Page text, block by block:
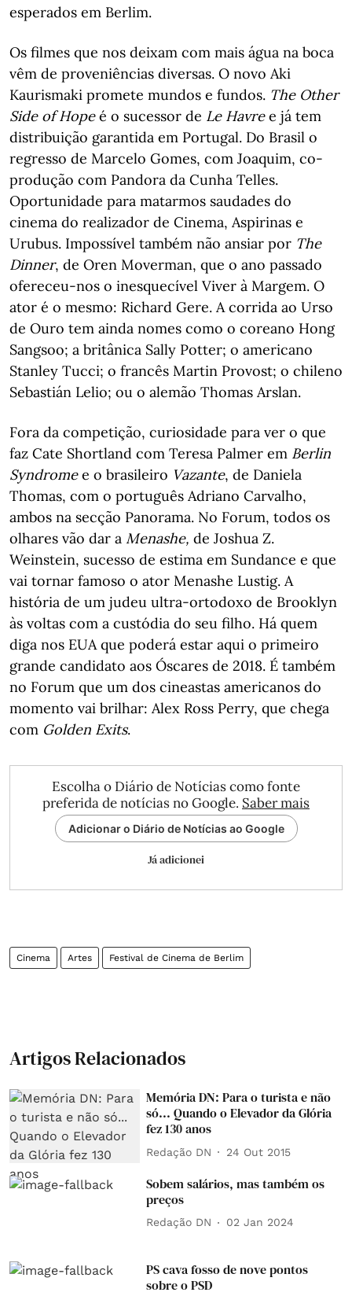
esperados em Berlim.
Os filmes que nos deixam com mais água na boca
vêm de proveniências diversas. O novo Aki
Kaurismaki promete mundos e fundos. The Other
Side of Hopeé o sucessor de Le Havree já tem
distribuição garantida em Portugal. Do Brasil o
regresso de Marcelo Gomes, com Joaquim, co-
produção com Pandora da Cunha Telles.
Oportunidade para matarmos saudades do
cinema do realizador de Cinema, Aspirinas e
Urubus. Impossível também não ansiar por The
Dinner, de Oren Moverman, que o ano passado
ofereceu-nos o inesquecível Viver à Margem. O
ator é o mesmo: Richard Gere. A corrida ao Urso
de Ouro tem ainda nomes como o coreano Hong
Sangsoo; a britânica Sally Potter; o americano
Stanley Tucci; o francês Martin Provost; o chileno
Sebastián Lelio; ou o alemão Thomas Arslan.
Fora da competição, curiosidade para ver o que
faz Cate Shortland com Teresa Palmer em Berlin
Syndromee o brasileiro Vazante, de Daniela
Thomas, com o português Adriano Carvalho,
ambos na secção Panorama. No Forum, todos os
olhares vão dar a Menashe, de Joshua Z.
Weinstein, sucesso de estima em Sundance e que
vai tornar famoso o ator Menashe Lustig. A
história de um judeu ultra-ortodoxo de Brooklyn
às voltas com a custódia do seu filho. Há quem
diga nos EUA que poderá estar aqui o primeiro
grande candidato aos Óscares de 2018. É também
no Forum que um dos cineastas americanos do
momento vai brilhar: Alex Ross Perry, que chega
com Golden Exits.
Escolha o Diário de Notícias como fonte
preferida de notícias no Google. Saber mais
Adicionar o Diário de Notícias ao Google
Já adicionei
Cinema Artes Festival de Cinema de Berlim
Artigos Relacionados
Memória DN: Para o turista e não
só... Quando o Elevador da Glória
fez 130 anos
Redação DN 24 Out 2015
Sobem salários, mas também os
preços
Redação DN 02 Jan 2024
PS cava fosso de nove pontos
sobre o PSD